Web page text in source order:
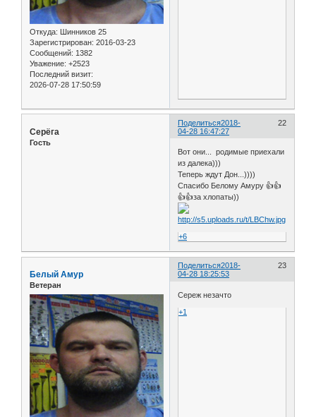
Откуда: Шинников 25
Зарегистрирован: 2016-03-23
Сообщений: 1382
Уважение: +2523
Последний визит:
2026-07-28 17:50:59
Поделиться 22
2018-
04-28 16:47:27
Серёга
Гость
Вот они... родимые приехали
из далека)))
Теперь ждут Дон...))))
Спасибо Белому Амуру 👍👍
👍👍за хлопаты))
+6
Поделиться 23
2018-
04-28 18:25:53
Белый Амур
Ветеран
Сереж незачто
+1